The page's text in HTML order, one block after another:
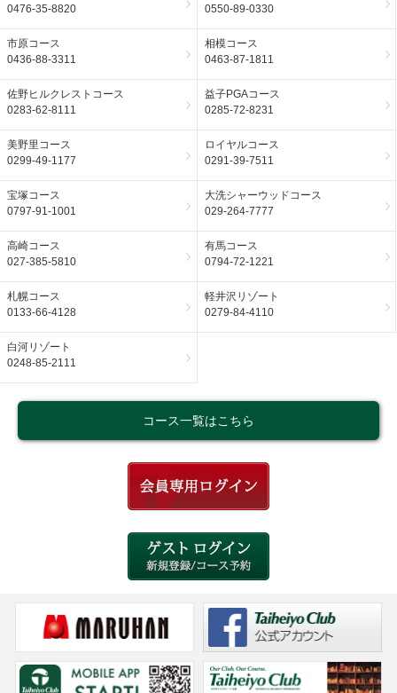
0476-35-8820
0550-89-0330
市原コース
0436-88-3311
相模コース
0463-87-1811
佐野ヒルクレストコース
0283-62-8111
益子PGAコース
0285-72-8231
美野里コース
0299-49-1177
ロイヤルコース
0291-39-7511
宝塚コース
0797-91-1001
大洗シャーウッドコース
029-264-7777
高崎コース
027-385-5810
有馬コース
0794-72-1221
札幌コース
0133-66-4128
軽井沢リゾート
0279-84-4110
白河リゾート
0248-85-2111
コース一覧はこちら